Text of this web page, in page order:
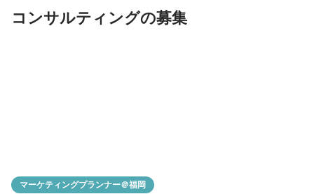
コンサルティングの募集
マーケティングプランナー＠福岡